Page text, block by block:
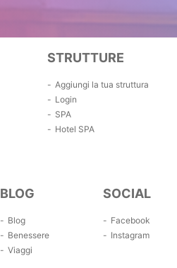
STRUTTURE
Aggiungi la tua struttura
Login
SPA
Hotel SPA
BLOG
Blog
Benessere
Viaggi
SOCIAL
Facebook
Instagram